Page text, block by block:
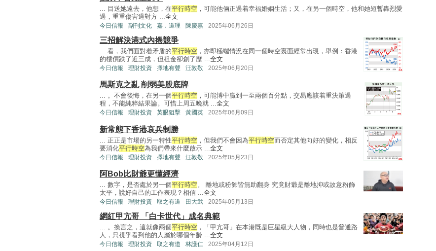
... 目送她遠去，他想，在平行時空 ，可能他倆正過着幸福婚姻生活；又，在另一個時空，他和她短暫轟烈愛
過，重重傷害過對方 ...全文
今日信報 副刊文化 嘉．道理 陳慶嘉 2025年06月26日
三招解決港式內捲競爭
... 看，我們面對着矛盾的平行時空 ，亦即極端情況在同一個時空裏面經常出現，舉例：香港
的樓價跌了近三成，但租金卻創了歷 ...全文
今日信報 理財投資 擇地有聲 汪敦敬 2025年06月20日
馬斯克之亂 削弱美股底牌
... 。不會後悔，在另一個平行時空 ，可能博中贏到一至兩個百分點，交易應該着重決策過
程，不能純粹結果論。可惜上周五晚就 ... 全文
今日信報 理財投資 英眼狙擊 黃國英 2025年06月09日
新常態下香港哀兵制勝
... 正正是市場的另一特性平行時空 ，但我們不會因為平行時空而否定其他向好的變化，相反
要消化平行時空為我們帶來什麼啟示 ...全文
今日信報 理財投資 擇地有聲 汪敦敬 2025年05月23日
阿Bob比財爺更懂經濟
... 數字，是否處於另一個平行時空。 離地或粉飾皆無助翻身 究竟財爺是離地抑或故意粉飾
太平，說好自己的工作表現？相信 ...全文
今日信報 理財投資 取之有道 田大武 2025年05月13日
網紅甲亢哥 「白卡世代」成名典範
... 。換言之，這就像兩個平行時空 ，「甲亢哥」在本港既是巨星級大人物，同時也是普通路
人，只視乎看到他的人屬於哪個年齡 ...全文
今日信報 理財投資 取之有道 林護仁 2025年04月12日